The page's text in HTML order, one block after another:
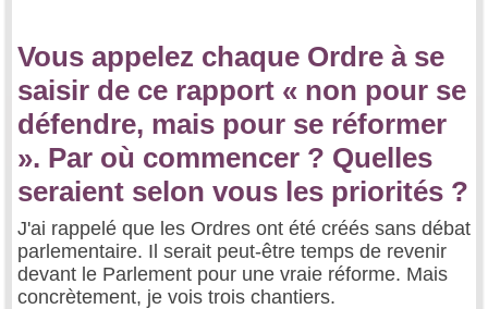
Vous appelez chaque Ordre à se
saisir de ce rapport « non pour se
défendre, mais pour se réformer
». Par où commencer ? Quelles
seraient selon vous les priorités ?
J'ai rappelé que les Ordres ont été créés sans débat
parlementaire. Il serait peut-être temps de revenir
devant le Parlement pour une vraie réforme. Mais
concrètement, je vois trois chantiers.